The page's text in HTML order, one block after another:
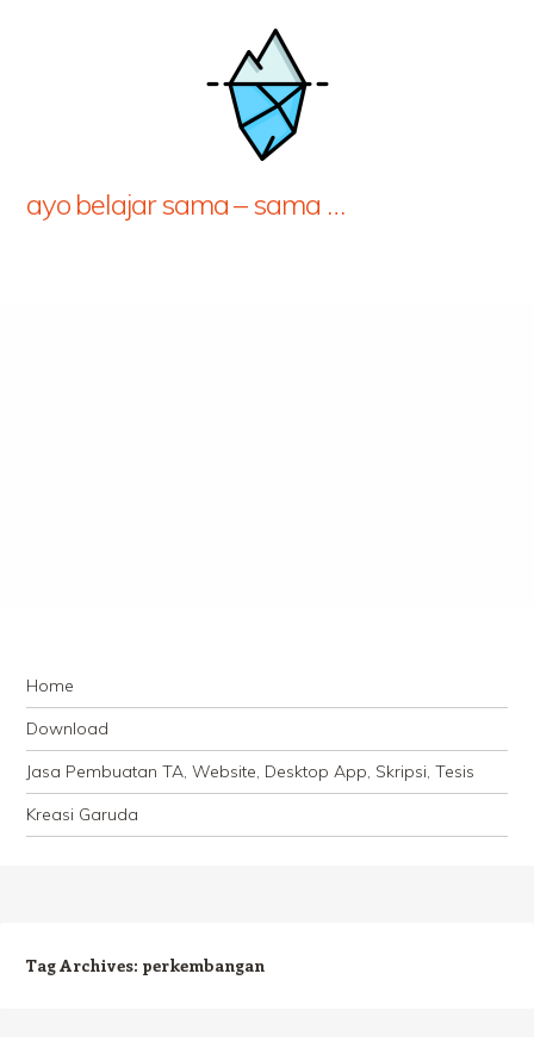
ayo belajar sama – sama …
Navigation
Skip to content
Home
Download
Jasa Pembuatan TA, Website, Desktop App, Skripsi, Tesis
Kreasi Garuda
Tag Archives: perkembangan